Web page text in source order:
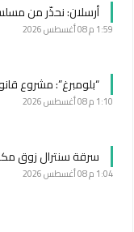
أرسلان: نحذّر من
1:59 م 08 أغسطس 2026
“بلومبرغ”: مشروع
1:10 م 08 أغسطس 2026
سرقة سنترال زوق
1:04 م 08 أغسطس 2026